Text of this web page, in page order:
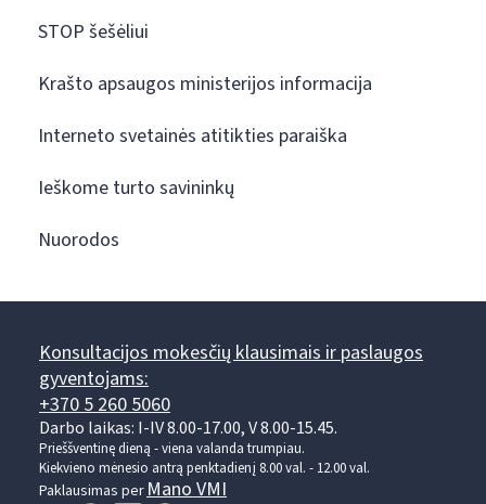
STOP šešėliui
Krašto apsaugos ministerijos informacija
Interneto svetainės atitikties paraiška
Ieškome turto savininkų
Nuorodos
Konsultacijos mokesčių klausimais ir paslaugos
gyventojams:
+370 5 260 5060
Darbo laikas: I-IV 8.00-17.00, V 8.00-15.45.
Prieššventinę dieną - viena valanda trumpiau.
Kiekvieno mėnesio antrą penktadienį 8.00 val. - 12.00 val.
Paklausimas per Mano VMI